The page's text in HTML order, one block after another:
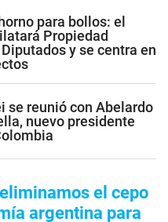
para bollos: el
Propiedad
y se centra en
se reunió con Abelardo
nuevo presidente
el cepo
argentina para